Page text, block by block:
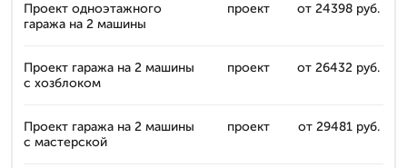
Проект одноэтажного
гаража на 2 машины
проект от 24398 руб.
Проект гаража на 2 машины
с хозблоком
проект от 26432 руб.
Проект гаража на 2 машины
с мастерской
проект от 29481 руб.